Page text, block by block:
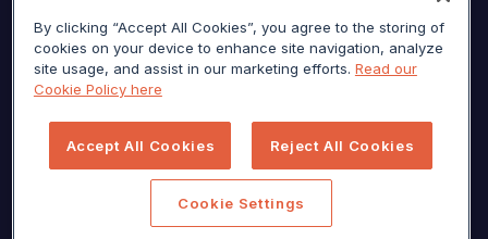
Por qué Sojern
Prensa
Centro de privacidad
By clicking “Accept All Cookies”, you agree to the storing of
cookies on your device to enhance site navigation, analyze
site usage, and assist in our marketing efforts. Read our
Cookie Policy here
Accept All Cookies Reject All Cookies
Cookie Settings